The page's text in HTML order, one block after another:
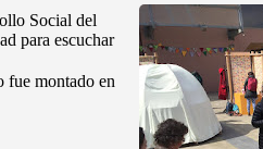
Social del
para escuchar
fue montado en